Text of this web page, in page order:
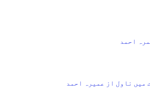
احمد
میں ناول از عمیرہ احمد